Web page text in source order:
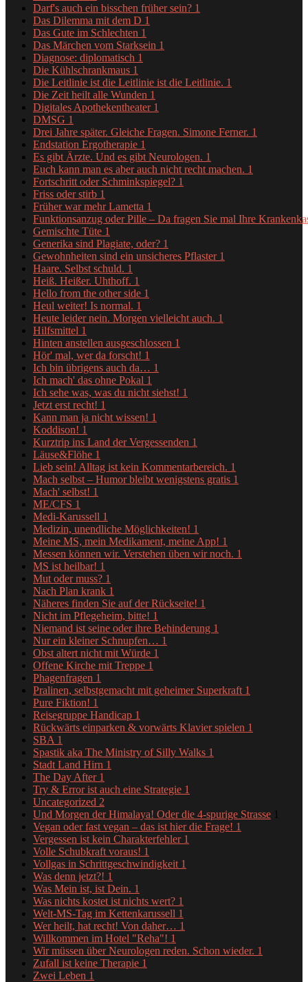
Darf's auch ein bisschen früher sein? 1
Das Dilemma mit dem D 1
Das Gute im Schlechten 1
Das Märchen vom Starksein 1
Diagnose: diplomatisch 1
Die Kühlschrankmaus 1
Die Leitlinie ist die Leitlinie ist die Leitlinie. 1
Die Zeit heilt alle Wunden 1
Digitales Apothekentheater 1
DMSG 1
Drei Jahre später. Gleiche Fragen. Simone Ferner. 1
Endstation Ergotherapie 1
Es gibt Ärzte. Und es gibt Neurologen. 1
Euch kann man es aber auch nicht recht machen. 1
Fortschritt oder Schminkspiegel? 1
Friss oder stirb 1
Früher war mehr Lametta 1
Funktionsanzug oder Pille – Da fragen Sie mal Ihre
Gemischte Tüte 1
Generika sind Plagiate, oder? 1
Gewohnheiten sind ein unsicheres Pflaster 1
Haare. Selbst schuld. 1
Heiß. Heißer. Uhthoff. 1
Hello from the other side 1
Heul weiter! Is normal. 1
Heute leider nein. Morgen vielleicht auch. 1
Hilfsmittel 1
Hinten anstellen ausgeschlossen 1
Hör' mal, wer da forscht! 1
Ich bin übrigens auch da… 1
Ich mach' das ohne Pokal 1
Ich sehe was, was du nicht siehst! 1
Jetzt erst recht! 1
Kann man ja nicht wissen! 1
Koddison! 1
Kurztrip ins Land der Vergessenden 1
Läuse&Flöhe 1
Lieb sein! Alltag ist kein Kommentarbereich. 1
Mach selbst – Humor bleibt wenigstens gratis 1
Mach' selbst! 1
ME/CFS 1
Medi-Karussell 1
Medizin, unendliche Möglichkeiten! 1
Meine MS, mein Medikament, meine App! 1
Messen können wir. Verstehen üben wir noch. 1
MS ist heilbar! 1
Mut oder muss? 1
Nach Plan krank 1
Näheres finden Sie auf der Rückseite! 1
Nicht im Pflegeheim, bitte! 1
Niemand ist seine oder ihre Behinderung 1
Nur ein kleiner Schnupfen… 1
Obst altert nicht mit Würde 1
Offene Kirche mit Treppe 1
Phagenfragen 1
Pralinen, selbstgemacht mit geheimer Superkraft 1
Pure Fiktion! 1
Reisegruppe Handicap 1
Rückwärts einparken & vorwärts Klavier spielen 1
SBA 1
Spastik aka The Ministry of Silly Walks 1
Stadt Land Hirn 1
The Day After 1
Try & Error ist auch eine Strategie 1
Uncategorized 2
Und Morgen der Himalaya! Oder die 4-spurige Strasse 1
Vegan oder fast vegan – das ist hier die Frage! 1
Vergessen ist kein Charakterfehler 1
Volle Schubkraft voraus! 1
Vollgas in Schrittgeschwindigkeit 1
Was denn jetzt?! 1
Was Mein ist, ist Dein. 1
Was nichts kostet ist nichts wert? 1
Welt-MS-Tag im Kettenkarussell 1
Wer heilt, hat recht! Von daher… 1
Willkommen im Hotel "Reha"! 1
Wir müssen über Neurologen reden. Schon wieder. 1
Zufall ist keine Therapie 1
Zwei Leben 1